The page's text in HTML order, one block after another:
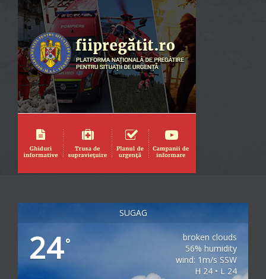
SUGAG
24°
broken clouds
56% humidity
wind: 1m/s SSW
H 24 • L 24